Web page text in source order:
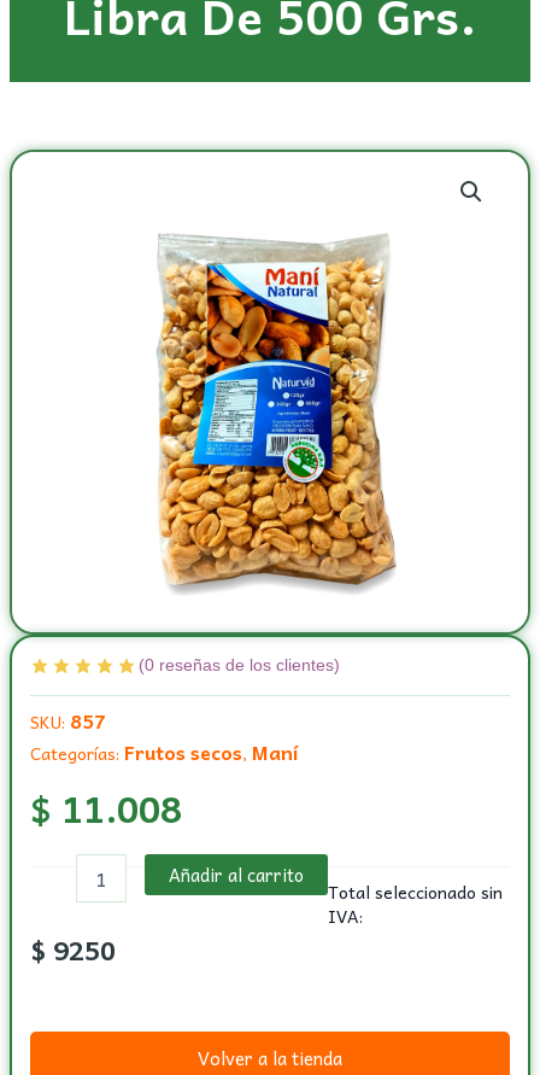
(0reseñas de los clientes)
SKU: 857
Categorías: Frutos secos, Maní
$ 11.008
libra
de
cantidad
Añadir al carrito
Total seleccionado sin
IVA:
$ 9250
Volver a la tienda